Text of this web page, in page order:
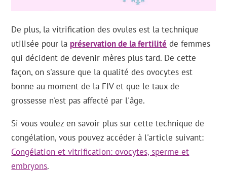
De plus, la vitrification des ovules est la technique
utilisée pour la préservation de la fertilité de femmes
qui décident de devenir mères plus tard. De cette
façon, on s'assure que la qualité des ovocytes est
bonne au moment de la FIV et que le taux de
grossesse n'est pas affecté par l'âge.
Si vous voulez en savoir plus sur cette technique de
congélation, vous pouvez accéder à l'article suivant:
Congélation et vitrification: ovocytes, sperme et
embryons.